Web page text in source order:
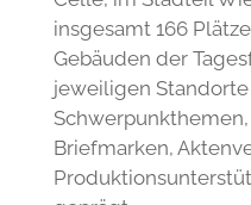
Tagesförderstätte
Haupteinrichtung